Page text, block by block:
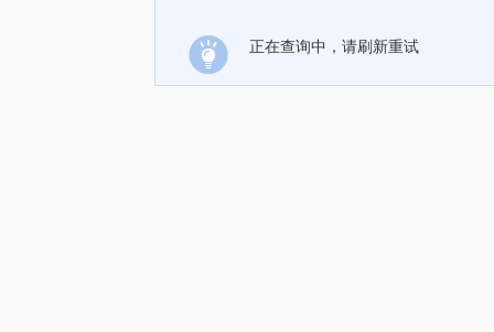
正在查询中，请刷新重试